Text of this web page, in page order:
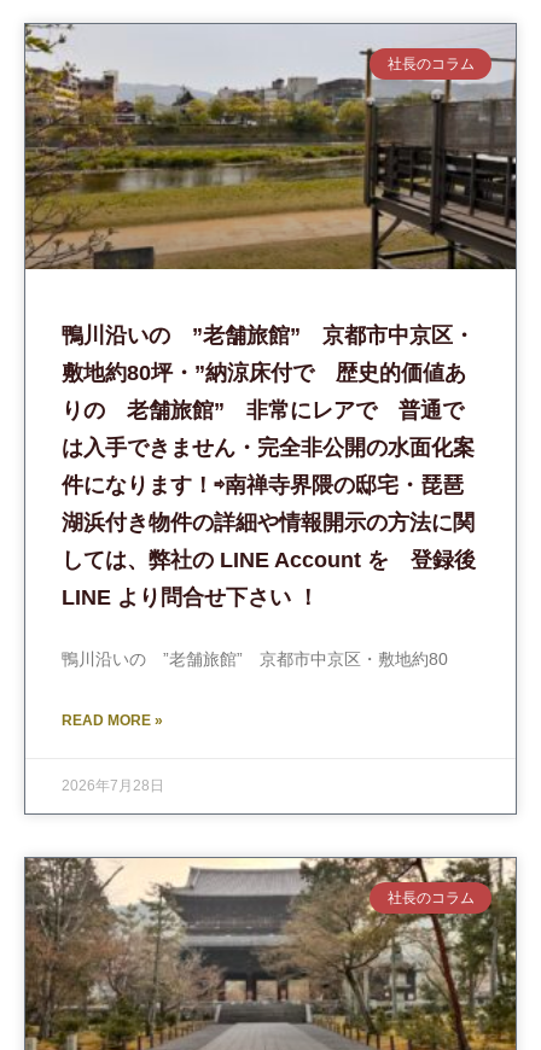
社長のコラム
鴨川沿いの ”老舗旅館” 京都市中京区・
敷地約80坪・”納涼床付で 歴史的価値あ
りの 老舗旅館” 非常にレアで 普通で
は入手できません・完全非公開の水面化案
件になります！⇨南禅寺界隈の邸宅・琵琶
湖浜付き物件の詳細や情報開示の方法に関
しては、弊社の LINE Account を 登録後
LINE より問合せ下さい ！
鴨川沿いの ”老舗旅館” 京都市中京区・敷地約80
READ MORE »
2026年7月28日
社長のコラム